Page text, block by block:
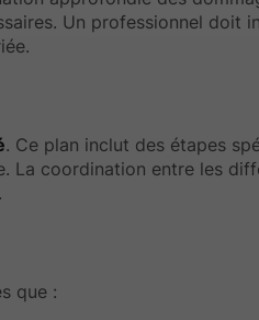
Un professionnel doit
. Ce plan inclut des étapes
La coordination entre les
que :